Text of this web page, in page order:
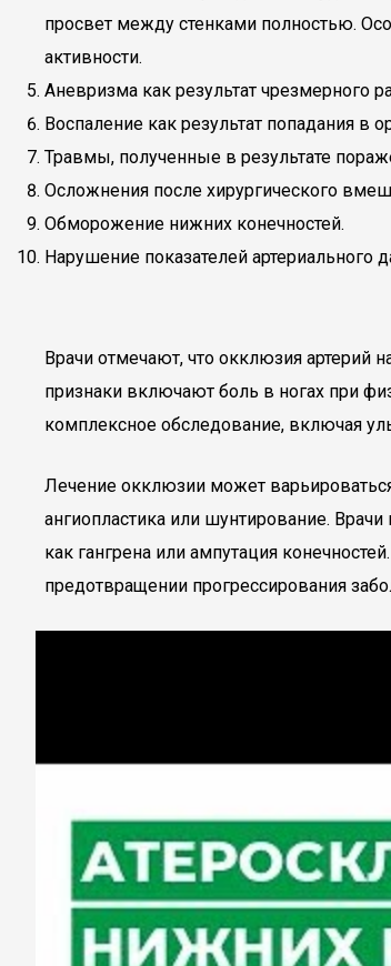
просвет между стенками полностью.
активности.
Аневризма как результат чрезмерного
Воспаление как результат попадания в
Травмы, полученные в результате
Осложнения после хирургического
Обморожение нижних конечностей.
Нарушение показателей артериального
Врачи отмечают, что окклюзия артерий
признаки включают боль в ногах при
комплексное обследование, включая
Лечение окклюзии может
ангиопластика или шунтирование.
как гангрена или ампутация
предотвращении прогрессирования